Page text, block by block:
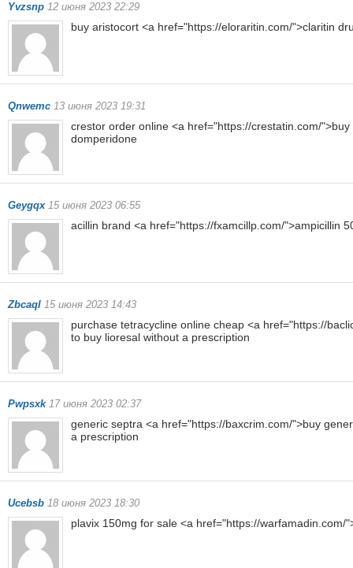
Yvzsnp 12 июня 2023 22:29
buy aristocort <a href="https://eloraritin.com/">claritin
Qnwemc 13 июня 2023 19:31
crestor order online <a href="https://crestatin.com/
domperidone
Geygqx15 июня 2023 06:55
acillin brand <a href="https://fxamcillp.com/">ampicillin
Zbcaql 15 июня 2023 14:43
purchase tetracycline online cheap <a href="https://
to buy lioresal without a prescription
Pwpsxk17 июня 2023 02:37
generic septra <a href="https://baxcrim.com/">buy
a prescription
Ucebsb 18 июня 2023 18:30
plavix 150mg for sale <a href="https://warfamadin.com/